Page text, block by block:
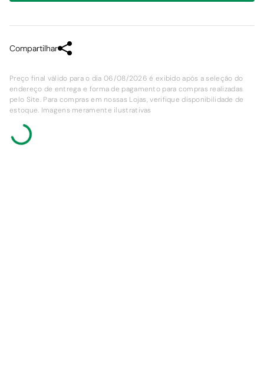
Compartilhar
Preço final válido para o dia 06/08/2026 é exibido após a seleção do
endereço de entrega e forma de pagamento para compras realizadas
pelo Site. Para compras em nossas Lojas, verifique disponibilidade de
estoque. Imagens meramente ilustrativas